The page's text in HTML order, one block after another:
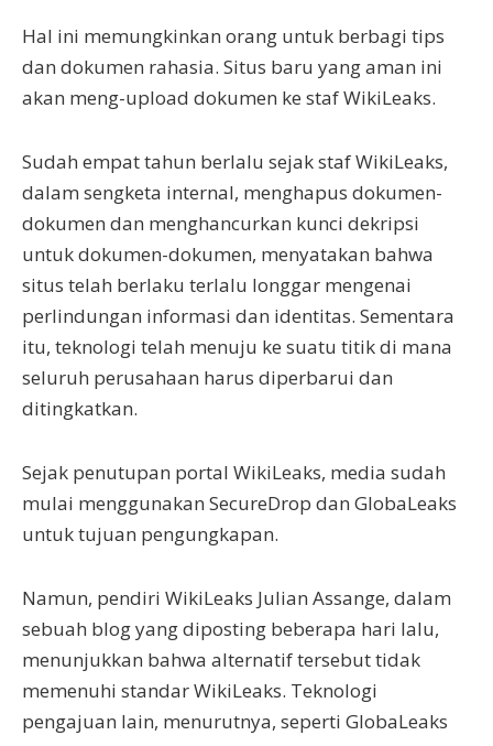
Hal ini memungkinkan orang untuk berbagi tips
dan dokumen rahasia. Situs baru yang aman ini
akan meng-upload dokumen ke staf WikiLeaks.
Sudah empat tahun berlalu sejak staf WikiLeaks,
dalam sengketa internal, menghapus dokumen-
dokumen dan menghancurkan kunci dekripsi
untuk dokumen-dokumen, menyatakan bahwa
situs telah berlaku terlalu longgar mengenai
perlindungan informasi dan identitas. Sementara
itu, teknologi telah menuju ke suatu titik di mana
seluruh perusahaan harus diperbarui dan
ditingkatkan.
Sejak penutupan portal WikiLeaks, media sudah
mulai menggunakan SecureDrop dan GlobaLeaks
untuk tujuan pengungkapan.
Namun, pendiri WikiLeaks Julian Assange, dalam
sebuah blog yang diposting beberapa hari lalu,
menunjukkan bahwa alternatif tersebut tidak
memenuhi standar WikiLeaks. Teknologi
pengajuan lain, menurutnya, seperti GlobaLeaks